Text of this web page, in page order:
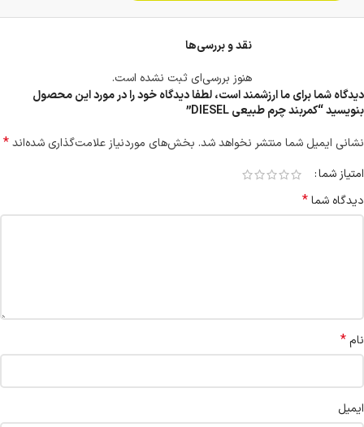
نقد و بررسی‌ها
هنوز بررسی‌ای ثبت نشده است.
دیدگاه شما برای ما ارزشمند است، لطفا دیدگاه خود را در مورد این محصول
بنویسید “کمربند چرم طبیعی DIESEL”
نشانی ایمیل شما منتشر نخواهد شد. بخش‌های موردنیاز علامت‌گذاری شده‌اند*
امتیاز شما
دیدگاه شما*
نام*
ایمیل